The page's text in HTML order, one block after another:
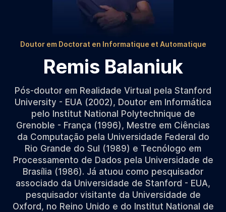
Doutor em Doctorat en Informatique et Automatique
Remis Balaniuk
Pós-doutor em Realidade Virtual pela Stanford
University - EUA (2002), Doutor em Informática
pelo Institut National Polytechnique de
Grenoble - França (1996), Mestre em Ciências
da Computação pela Universidade Federal do
Rio Grande do Sul (1989) e Tecnólogo em
Processamento de Dados pela Universidade de
Brasília (1986). Já atuou como pesquisador
associado da Universidade de Stanford - EUA,
pesquisador visitante da Universidade de
Oxford, no Reino Unido e do Institut National de